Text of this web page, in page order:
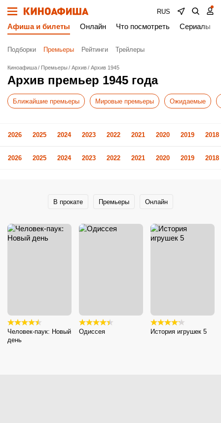
RUS
Афиша и билеты Онлайн Что посмотреть Сериалы
Подборки Премьеры Рейтинги Трейлеры
Киноафиша Премьеры Архив Архив 1945
Архив премьер 1945 года
Ближайшие премьеры Мировые премьеры Ожидаемые
2026 2025 2024 2023 2022 2021 2020 2019 2018
2026 2025 2024 2023 2022 2021 2020 2019 2018
В прокате Премьеры Онлайн
Человек-паук: Новый
день
Одиссея История игрушек 5